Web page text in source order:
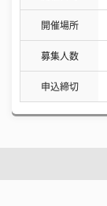
開催場所
募集人数
申込締切